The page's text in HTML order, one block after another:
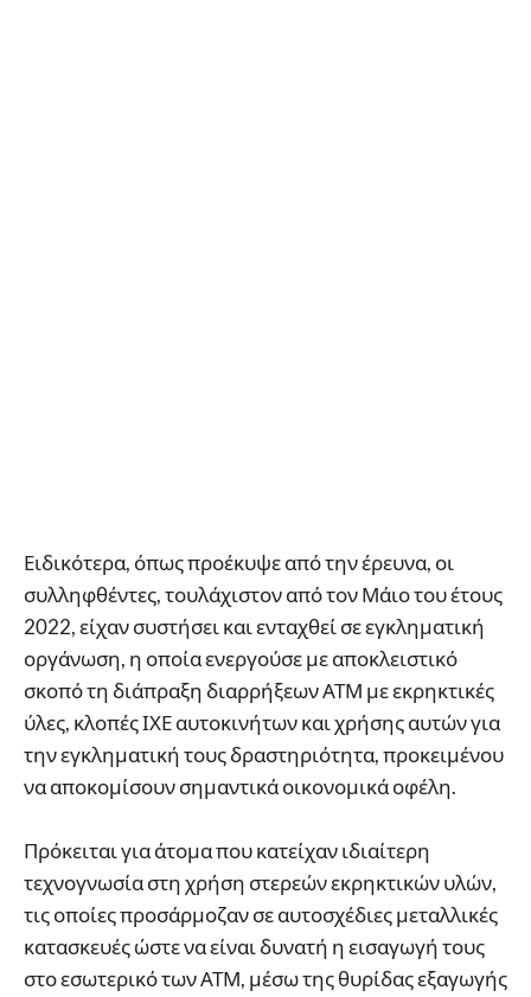
Ειδικότερα, όπως προέκυψε από την έρευνα, οι
συλληφθέντες, τουλάχιστον από τον Μάιο του έτους
2022, είχαν συστήσει και ενταχθεί σε εγκληματική
οργάνωση, η οποία ενεργούσε με αποκλειστικό
σκοπό τη διάπραξη διαρρήξεων ΑΤΜ με εκρηκτικές
ύλες, κλοπές ΙΧΕ αυτοκινήτων και χρήσης αυτών για
την εγκληματική τους δραστηριότητα, προκειμένου
να αποκομίσουν σημαντικά οικονομικά οφέλη.
Πρόκειται για άτομα που κατείχαν ιδιαίτερη
τεχνογνωσία στη χρήση στερεών εκρηκτικών υλών,
τις οποίες προσάρμοζαν σε αυτοσχέδιες μεταλλικές
κατασκευές ώστε να είναι δυνατή η εισαγωγή τους
στο εσωτερικό των ΑΤΜ, μέσω της θυρίδας εξαγωγής